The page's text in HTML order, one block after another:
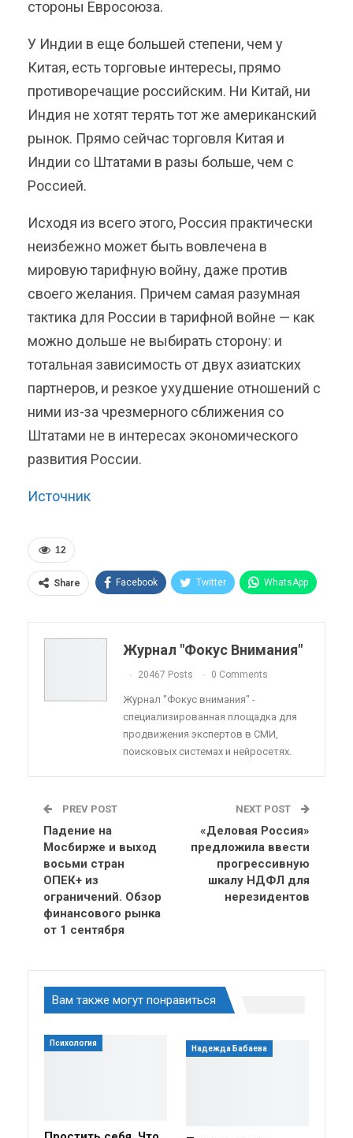
стороны Евросоюза.
У Индии в еще большей степени, чем у
Китая, есть торговые интересы, прямо
противоречащие российским. Ни Китай, ни
Индия не хотят терять тот же американский
рынок. Прямо сейчас торговля Китая и
Индии со Штатами в разы больше, чем с
Россией.
Исходя из всего этого, Россия практически
неизбежно может быть вовлечена в
мировую тарифную войну, даже против
своего желания. Причем самая разумная
тактика для России в тарифной войне — как
можно дольше не выбирать сторону: и
тотальная зависимость от двух азиатских
партнеров, и резкое ухудшение отношений с
ними из-за чрезмерного сближения со
Штатами не в интересах экономического
развития России.
Источник
12
Share Facebook Twitter WhatsApp
Telegram VK Viber
Linkedin Tumblr
Журнал "Фокус Внимания"
20467 Posts 0 Comments
Журнал "Фокус внимания" -
специализированная площадка для
продвижения экспертов в СМИ,
поисковых системах и нейросетях.
PREV POST
Падение на
Мосбирже и выход
восьми стран
ОПЕК+ из
ограничений. Обзор
финансового рынка
от 1 сентября
NEXT POST
«Деловая Россия»
предложила ввести
прогрессивную
шкалу НДФЛ для
нерезидентов
Вам также могут понравиться
Психология
Надежда Бабаева